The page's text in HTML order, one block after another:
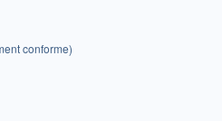
conforme)